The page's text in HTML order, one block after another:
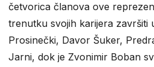
četvorica članova ove
trenutku svojih karijera završiti
Prosinečki, Davor Šuker,
Jarni, dok je Zvonimir Boban